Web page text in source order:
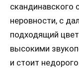
скандинавского
неровности, с
подходящий
высокими
и стоит